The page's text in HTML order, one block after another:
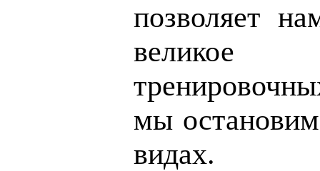
позволяет
мы
видах.